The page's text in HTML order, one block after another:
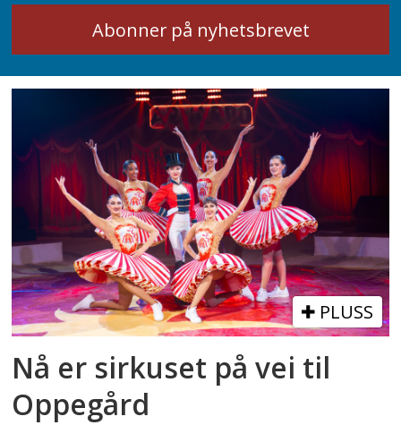
PLUSS
Nå er sirkuset på vei til
Oppegård